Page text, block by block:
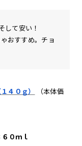
して安い！
おすすめ。チョ
４０ｇ）
（本体価
０ｍｌ